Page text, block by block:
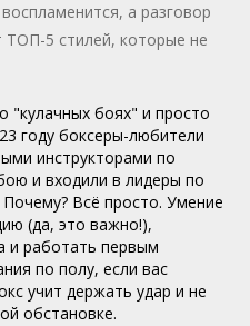
а разговор
ТОП-5 стилей, которые не
"кулачных боях" и просто
году боксеры-любители
инструкторами по
и входили в лидеры по
Всё просто. Умение
(да, это важно!),
и работать первым
по полу, если вас
учит держать удар и не
обстановке.